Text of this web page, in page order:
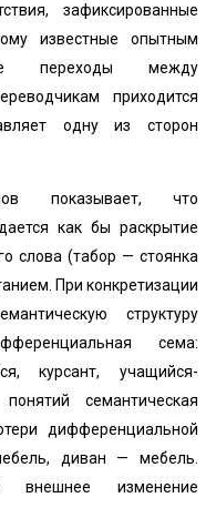
зафиксированные
известные опытным
переходы между
приходится
одну из сторон
показывает, что
как бы раскрытие
слова (табор — стоянка
При конкретизации
структуру
сема:
курсант, учащийся-
семантическая
дифференциальной
диван — мебель.
внешнее изменение